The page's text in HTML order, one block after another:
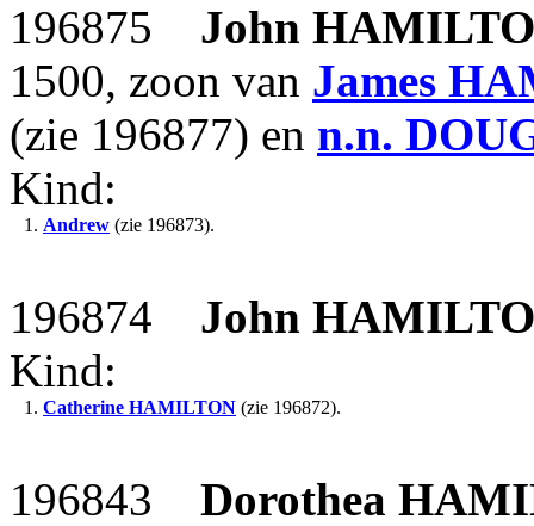
196875 John
1500, zoon van James
(zie 196877) en n.n.
Kind:
1. Andrew (zie 196873).
196874 John
Kind:
1. Catherine HAMILTON (zie 196872).
196843 Dorothea